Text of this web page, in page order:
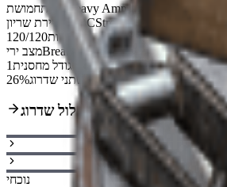
סוג תחמושתHeavy Ammo
חדירת שריון ARCStrong
עמידות120/120
מצב יריBreak-Action
גודל מחסנית1
משתני שדרוג 26% Reduced Reload Time
מסלול שדרוג
נוכחי